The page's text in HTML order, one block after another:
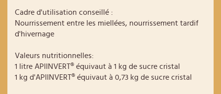
Cadre d'utilisation conseillé :
Nourrissement entre les miellées, nourrissement tardif
d'hivernage
Valeurs nutritionnelles:
1 litre APIINVERT® équivaut à 1 kg de sucre cristal
1 kg d'APIINVERT® équivaut à 0,73 kg de sucre cristal